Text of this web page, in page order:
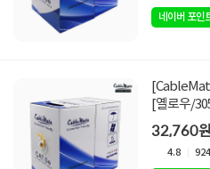
네이버 포인
[옐로우/
32,760원
4.8